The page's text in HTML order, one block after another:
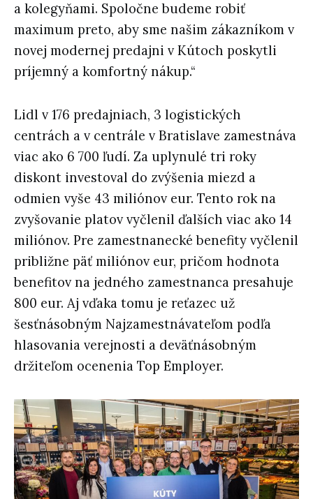
a kolegyňami. Spoločne budeme robiť
maximum preto, aby sme našim zákazníkom v
novej modernej predajni v Kútoch poskytli
príjemný a komfortný nákup.“
Lidl v 176 predajniach, 3 logistických
centrách a v centrále v Bratislave zamestnáva
viac ako 6 700 ľudí. Za uplynulé tri roky
diskont investoval do zvýšenia miezd a
odmien vyše 43 miliónov eur. Tento rok na
zvyšovanie platov vyčlenil ďalších viac ako 14
miliónov. Pre zamestnanecké benefity vyčlenil
približne päť miliónov eur, pričom hodnota
benefitov na jedného zamestnanca presahuje
800 eur. Aj vďaka tomu je reťazec už
šesťnásobným Najzamestnávateľom podľa
hlasovania verejnosti a deväťnásobným
držiteľom ocenenia Top Employer.